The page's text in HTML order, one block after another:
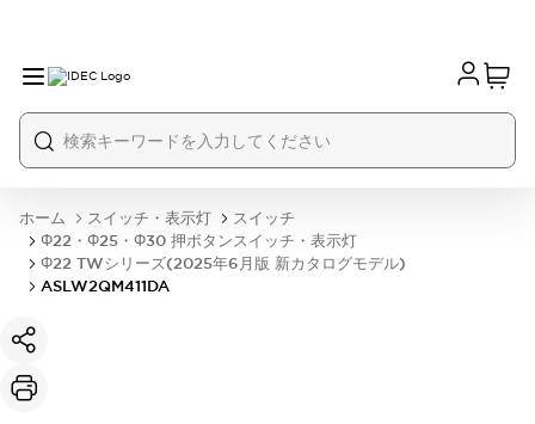
ホーム スイッチ・表示灯
スイッチ
Φ22・Φ25・Φ30 押ボタンスイッチ・表示灯
Φ22 TWシリーズ(2025年6月版 新カタログモデル)
ASLW2QM411DA